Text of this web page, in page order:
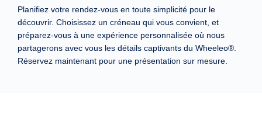
Planifiez votre rendez-vous en toute simplicité pour le
découvrir. Choisissez un créneau qui vous convient, et
préparez-vous à une expérience personnalisée où nous
partagerons avec vous les détails captivants du Wheeleo®.
Réservez maintenant pour une présentation sur mesure.